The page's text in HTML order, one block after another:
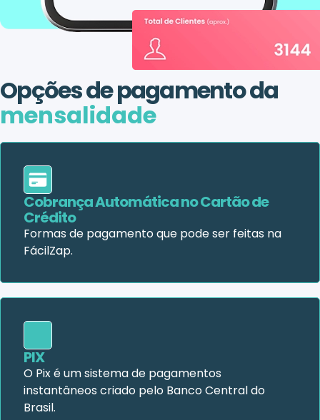
Opções de pagamento da
mensalidade
Cobrança Automática no Cartão de
Crédito
Formas de pagamento que pode ser feitas na
FácilZap.
PIX
O Pix é um sistema de pagamentos
instantâneos criado pelo Banco Central do
Brasil.